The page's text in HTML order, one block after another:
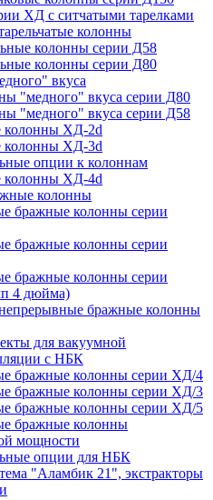
ХД с ситчатыми тарелками
колонны
колонны серии Д58
колонны серии Д80
вкуса
"медного" вкуса серии Д80
"медного" вкуса серии Д58
колонны ХД-2d
колонны ХД-3d
опции к колоннам
колонны ХД-4d
колонны
бражные колонны серии
бражные колонны серии
бражные колонны серии
4 дюйма)
бражные колонны
для вакуумной
с НБК
бражные колонны серии ХД/4
бражные колонны серии ХД/3
бражные колонны серии ХД/5
бражные колонны
мощности
опции для НБК
"Аламбик 21", экстракторы